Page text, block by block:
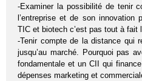
-Examiner la possibilité de tenir
l’entreprise et de son
TIC et biotech c’est pas tout à fait
-Tenir compte de la distance qui
jusqu’au marché. Pourquoi pas
fondamentale et un CII qui
dépenses marketing et